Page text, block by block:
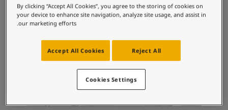
خدماتنا
البحث عن موزع جوتن
مستندات المنتجات
مساحات تنبض بالحياة - أحدث مجموعة ألوان جوتن
By clicking “Accept All Cookies”, you agree to the storing of cookies on
your device to enhance site navigation, analyze site usage, and assist in
our marketing efforts.
Reject All
Accept All Cookies
Cookies Settings